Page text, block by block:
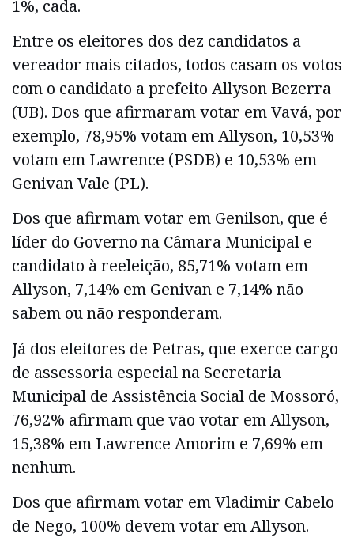
1%, cada.
Entre os eleitores dos dez candidatos a
vereador mais citados, todos casam os votos
com o candidato a prefeito Allyson Bezerra
(UB). Dos que afirmaram votar em Vavá, por
exemplo, 78,95% votam em Allyson, 10,53%
votam em Lawrence (PSDB) e 10,53% em
Genivan Vale (PL).
Dos que afirmam votar em Genilson, que é
líder do Governo na Câmara Municipal e
candidato à reeleição, 85,71% votam em
Allyson, 7,14% em Genivan e 7,14% não
sabem ou não responderam.
Já dos eleitores de Petras, que exerce cargo
de assessoria especial na Secretaria
Municipal de Assistência Social de Mossoró,
76,92% afirmam que vão votar em Allyson,
15,38% em Lawrence Amorim e 7,69% em
nenhum.
Dos que afirmam votar em Vladimir Cabelo
de Nego, 100% devem votar em Allyson.